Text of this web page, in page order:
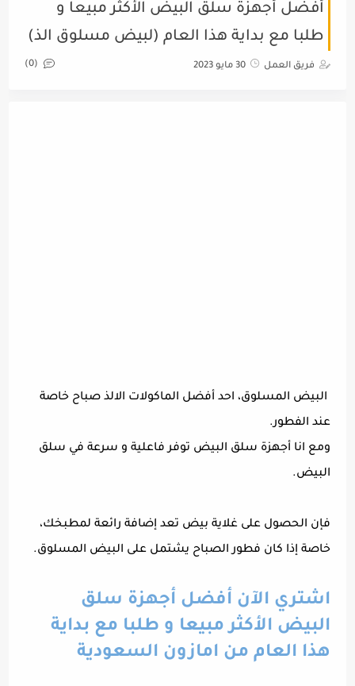
أفضل أجهزة سلق البيض الأكثر مبيعا و
طلبا مع بداية هذا العام (لبيض مسلوق الذ)
فريق العمل 30 مايو 2023 (0)
البيض المسلوق، احد أفضل الماكولات الالذ صباح خاصة
عند الفطور.
ومع انا أجهزة سلق البيض توفر فاعلية و سرعة في سلق
البيض.
فإن الحصول على غلاية بيض تعد إضافة رائعة لمطبخك،
خاصة إذا كان فطور الصباح يشتمل على البيض المسلوق.
اشتري الآن أفضل أجهزة سلق
البيض الأكثر مبيعا و طلبا مع بداية
هذا العام من امازون السعودية